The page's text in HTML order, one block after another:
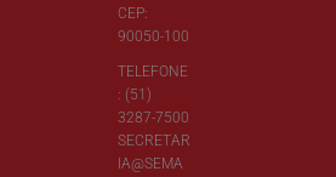
CEP:
90050-100
TELEFONE
: (51)
3287-7500
SECRETAR
IA@SEMA